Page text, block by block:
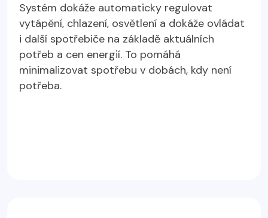
Systém dokáže automaticky regulovat
vytápění, chlazení, osvětlení a dokáže ovládat
i další spotřebiče na základě aktuálních
potřeb a cen energií. To pomáhá
minimalizovat spotřebu v dobách, kdy není
potřeba.